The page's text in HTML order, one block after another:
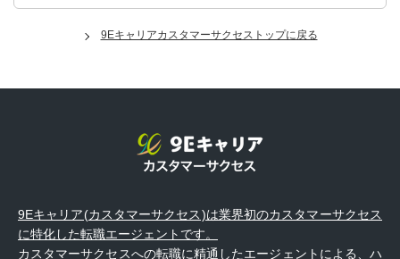
9Eキャリアカスタマーサクセストップに戻る
9Eキャリア(カスタマーサクセス)は業界初のカスタマーサクセス
に特化した転職エージェントです。
カスタマーサクセスへの転職に精通したエージェントによる、ハ